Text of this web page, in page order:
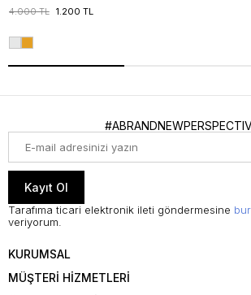
1.200 TL
4.000 TL
Kayıt Ol
Tarafıma ticari elektronik ileti göndermesine
veriyorum.
KURUMSAL
MÜŞTERİ HİZMETLERİ